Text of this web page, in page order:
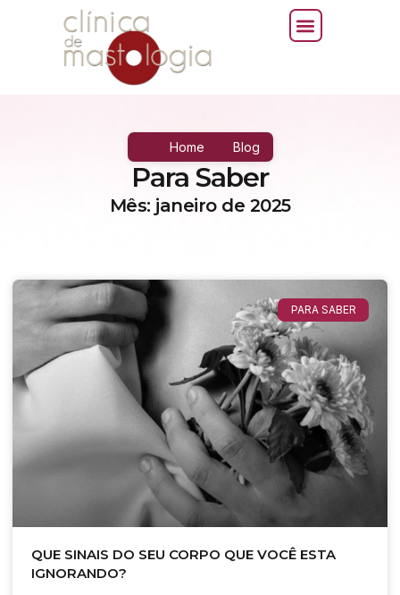
Home Blog
Para Saber
Mês: janeiro de 2025
PARA SABER
QUE SINAIS DO SEU CORPO QUE VOCÊ ESTA
IGNORANDO?